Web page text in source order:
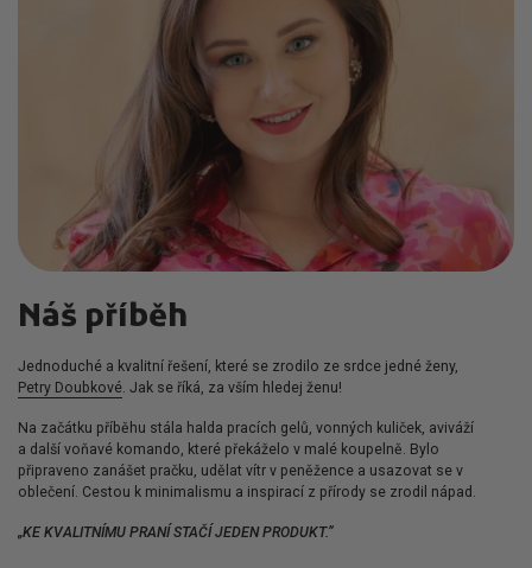
Náš příběh
Jednoduché a kvalitní řešení, které se zrodilo ze srdce jedné ženy,
Petry Doubkové. Jak se říká, za vším hledej ženu!
Na začátku příběhu stála halda pracích gelů, vonných kuliček, aviváží
a další voňavé komando, které překáželo v malé koupelně. Bylo
připraveno zanášet pračku, udělat vítr v peněžence a usazovat se v
oblečení. Cestou k minimalismu a inspirací z přírody se zrodil nápad.
„KE KVALITNÍMU PRANÍ STAČÍ JEDEN PRODUKT.”